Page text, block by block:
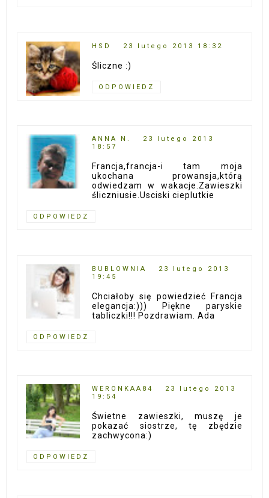
HSD 23 lutego 2013 18:32
Śliczne :)
ODPOWIEDZ
ANNA N.
23 lutego 2013
18:57
Francja,francja-i tam moja
ukochana prowansja,którą
odwiedzam w wakacje.Zawieszki
śliczniusie.Usciski cieplutkie
ODPOWIEDZ
BUBLOWNIA
23 lutego 2013
19:45
Chciałoby się powiedzieć Francja
elegancja:))) Piękne paryskie
tabliczki!!! Pozdrawiam. Ada
ODPOWIEDZ
WERONKAA84
23 lutego 2013
19:54
Świetne zawieszki, muszę je
pokazać siostrze, tę zbędzie
zachwycona:)
ODPOWIEDZ